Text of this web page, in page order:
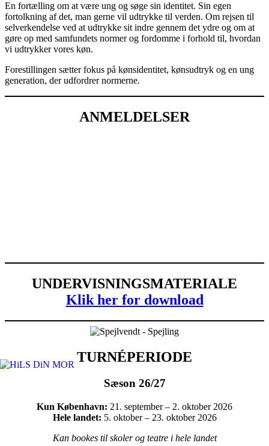
En fortælling om at være ung og søge sin identitet. Sin egen
fortolkning af det, man gerne vil udtrykke til verden. Om rejsen til
selverkendelse ved at udtrykke sit indre gennem det ydre og om at
gøre op med samfundets normer og fordomme i forhold til, hvordan
vi udtrykker vores køn.
Forestillingen sætter fokus på kønsidentitet, kønsudtryk og en ung
generation, der udfordrer normerne.
ANMELDELSER
UNDERVISNINGSMATERIALE
Klik her for download
TURNÉPERIODE
Sæson 26/27
Kun København: 21. september – 2. oktober 2026
Hele landet: 5. oktober – 23. oktober 2026
Kan bookes til skoler og teatre i hele landet